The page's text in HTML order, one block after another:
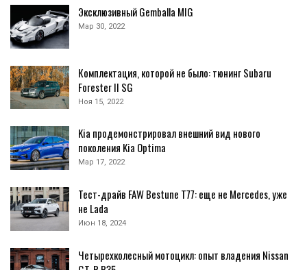
Эксклюзивный Gemballa MIG
Мар 30, 2022
Комплектация, которой не было: тюнинг Subaru
Forester II SG
Ноя 15, 2022
Kia продемонстрировал внешний вид нового
поколения Kia Optima
Мар 17, 2022
Тест-драйв FAW Bestune T77: еще не Mercedes, уже
не Lada
Июн 18, 2024
Четырехколесный мотоцикл: опыт владения Nissan